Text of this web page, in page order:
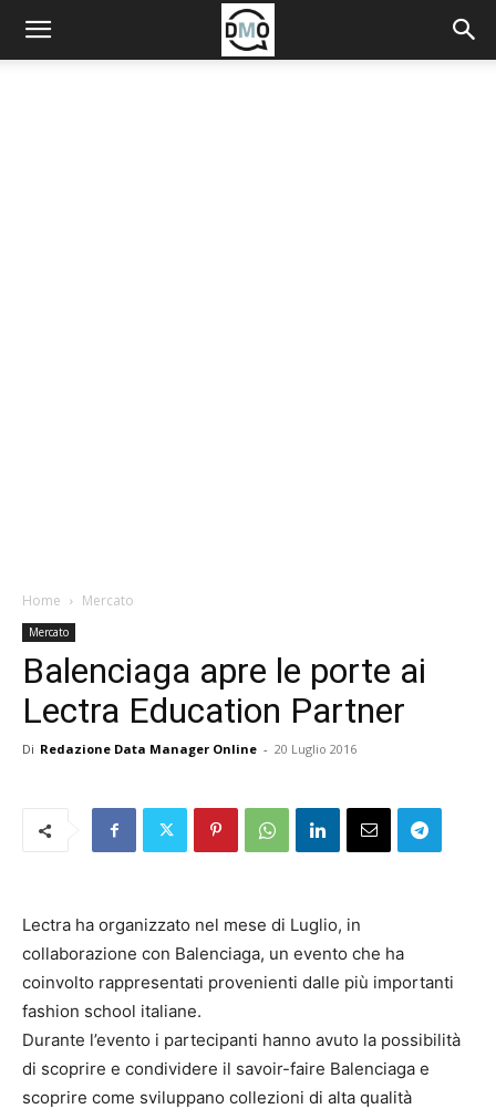
Home Mercato
Mercato
Balenciaga apre le porte ai
Lectra Education Partner
Di Redazione Data Manager Online - 20 Luglio 2016
Lectra ha organizzato nel mese di Luglio, in
collaborazione con Balenciaga, un evento che ha
coinvolto rappresentati provenienti dalle più importanti
fashion school italiane.
Durante l’evento i partecipanti hanno avuto la possibilità
di scoprire e condividere il savoir-faire Balenciaga e
scoprire come sviluppano collezioni di alta qualità